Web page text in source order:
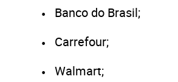
Banco do Brasil;
Carrefour;
Walmart;